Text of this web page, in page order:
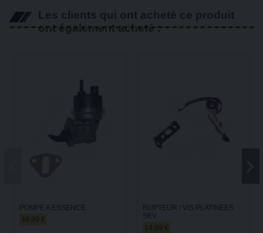
Les clients qui ont acheté ce produit
ont également acheté :
POMPE A ESSENCE
49,99 €
RUPTEUR / VIS PLATINEES
SEV
14,99 €